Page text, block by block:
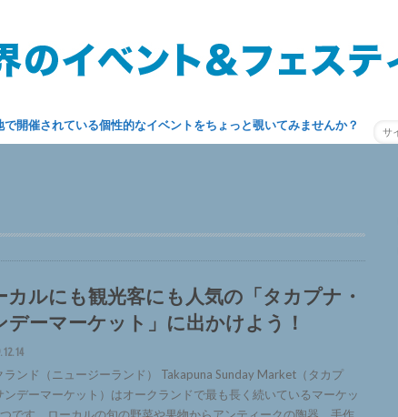
で開催されている個性的なイベントをちょっと覗いてみませんか？
カルにも観光客にも人気の「タカプナ・
デーマーケット」に出かけよう！
ランド（ニュージーランド） Takapuna Sunday Market（タカプ
ンデーマーケット）はオークランドで最も長く続いているマーケッ